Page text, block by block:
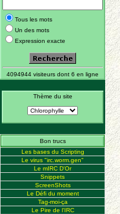
Tous les mots
Un des mots
Expression exacte
4094944 visiteurs dont 6 en ligne
Thème du site
Bon trucs
Les bases du Scripting
Le virus "irc.worm.gen"
Le mIRC D'Or
Snippets
ScreenShots
Le Défi du moment
Tag-moi-ça
Le Pire de l'IRC